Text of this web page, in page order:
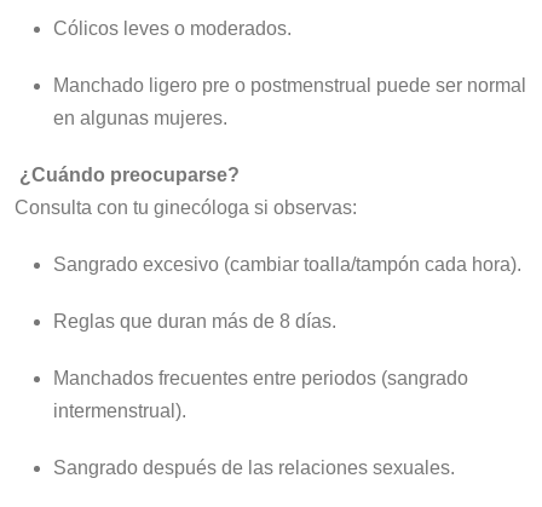
Cólicos leves o moderados.
Manchado ligero pre o postmenstrual puede ser normal
en algunas mujeres.
¿Cuándo preocuparse?
Consulta con tu ginecóloga si observas:
Sangrado excesivo (cambiar toalla/tampón cada hora).
Reglas que duran más de 8 días.
Manchados frecuentes entre periodos (sangrado
intermenstrual).
Sangrado después de las relaciones sexuales.